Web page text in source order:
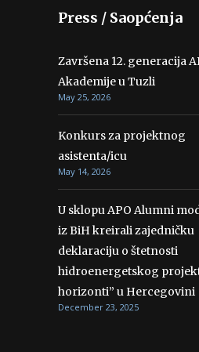
Press / Saopćenja
Završena 12. generacija
Akademije u Tuzli
May 25, 2026
Konkurs za projektnog
asistenta/icu
May 14, 2026
U sklopu APO Alumni
iz BiH kreirali zajedničku
deklaraciju o štetnosti
hidroenergetskog
horizonti” u Hercegovini
December 23, 2025